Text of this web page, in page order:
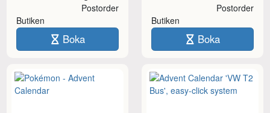
Butiken
Postorder
Boka
Butiken
Postorder
Boka